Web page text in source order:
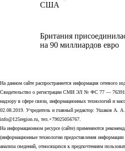
США
Британия
на 90 миллиардов евро
На данном сайте распространяется информация сетевого
Свидетельство о регистрации СМИ ЭЛ № ФС 77 —
надзору в сфере связи, информационных технологий и
02.08.2019. Учредитель и главный редактор: Ушаков А.
info@125region.ru, тел.+79025056767.
На информационном ресурсе (сайте) применяются
(информационные технологии предоставления информации
анализа сведений, относящихся к предпочтениям